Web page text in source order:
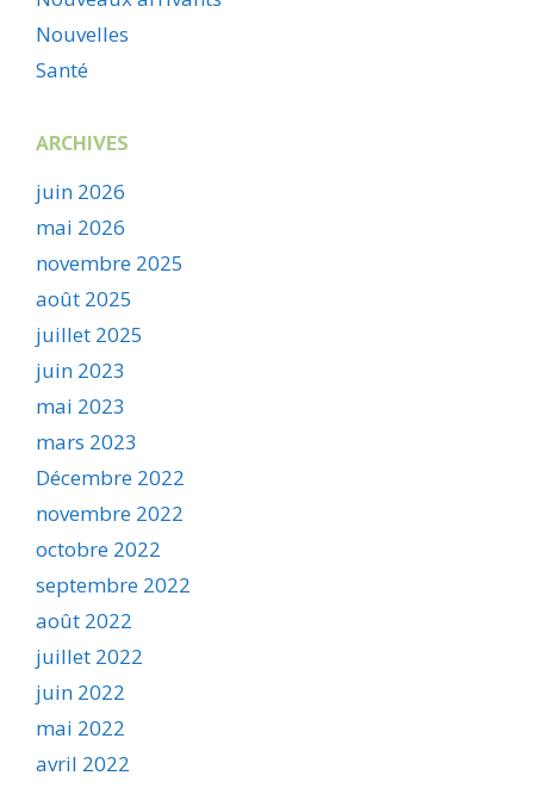
Nouvelles
Santé
ARCHIVES
juin 2026
mai 2026
novembre 2025
août 2025
juillet 2025
juin 2023
mai 2023
mars 2023
Décembre 2022
novembre 2022
octobre 2022
septembre 2022
août 2022
juillet 2022
juin 2022
mai 2022
avril 2022